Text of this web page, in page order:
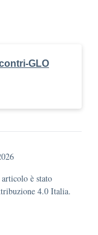
GLO
è stato
4.0 Italia.